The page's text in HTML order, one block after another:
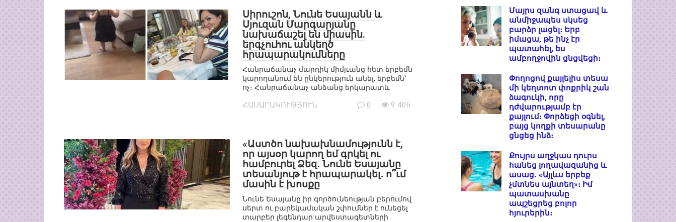
Սիրուշոն, Նունե Եսայանն և
Սյուզան Մարգարյանը
նախաճաշել են միասին.
երգչուհու անկեղծ
հրապարակումները
Հանրաճանաչ մարդիկ միմյւանց հետ երբեմն
կարողանում են ընկերություն անել, երբեմն՝
ոչ։ Հանրաճանաչ անձանց երկարատև
ՀԱՍԱՐԱԿՈՒԹՅՈՒՆ 0 9 406
«Աստծո նախախնամությունն է,
որ այսօր կարող եմ գրկել ու
համբուրել Ձեզ․ Նունե Եսայանը
տեսանյութ է հրապարակել․ ո՞ւմ
մասին է խոսքը
Նունե Եսայանը իր գործունեության բերումով
սերտ ու բարեկամական շփումներ է ունեցել
տարբեր լեգենդար արվեստագետների
Մայրս զանգ ստացավ և
անմիջապես սկսեց
բարձր լացել։ Երբ
իմացա, թե ինչ էր
պատահել, ես
ամբողջովին ցնցվեցի։
Փողոցով քայլելիս տեսա
մի կեղտոտ փոքրիկ շան
ձագուկի, որը
դժվարությամբ էր
քայլում։ Փորձեցի օգնել,
բայց կողքի տեսարանը
ցնցեց ինձ։
Քույրս աղջկաս դուրս
հանեց լողավազանից և
ասաց․ «Այլևս երբեք
չմտնես այնտեղ»։ Իմ
պատասխանը
ապշեցրեց բոլոր
հյուրերին։